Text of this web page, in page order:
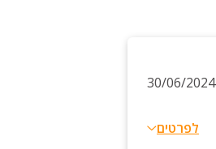
30/06/2024
לפרטים